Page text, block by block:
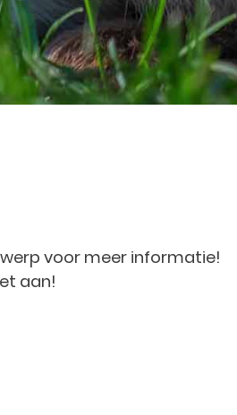
voor meer informatie!
aan!